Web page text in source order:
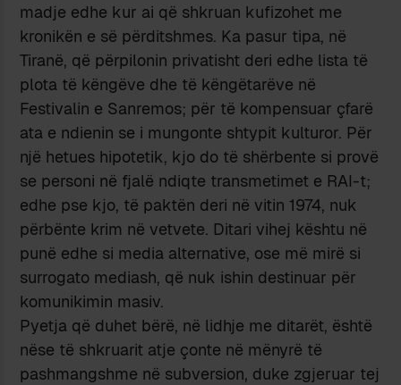
madje edhe kur ai që shkruan kufizohet me
kronikën e së përditshmes. Ka pasur tipa, në
Tiranë, që përpilonin privatisht deri edhe lista të
plota të këngëve dhe të këngëtarëve në
Festivalin e Sanremos; për të kompensuar çfarë
ata e ndienin se i mungonte shtypit kulturor. Për
një hetues hipotetik, kjo do të shërbente si provë
se personi në fjalë ndiqte transmetimet e RAI-t;
edhe pse kjo, të paktën deri në vitin 1974, nuk
përbënte krim në vetvete. Ditari vihej kështu në
punë edhe si media alternative, ose më mirë si
surrogato mediash, që nuk ishin destinuar për
komunikimin masiv.
Pyetja që duhet bërë, në lidhje me ditarët, është
nëse të shkruarit atje çonte në mënyrë të
pashmangshme në subversion, duke zgjeruar tej